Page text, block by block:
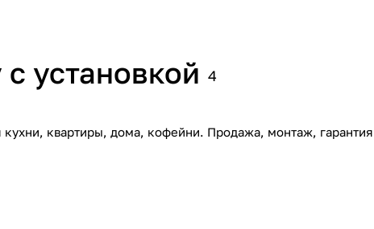
установкой 4
квартиры, дома, кофейни. Продажа, монтаж, гарантия